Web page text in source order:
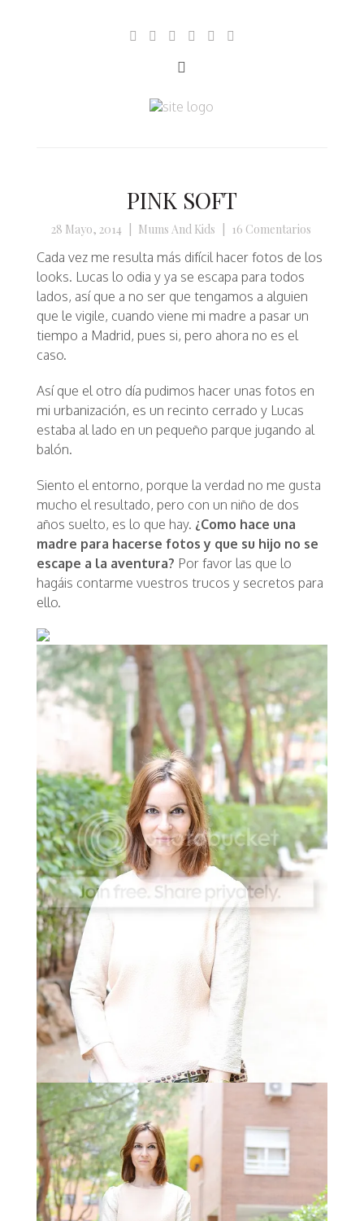
PINK SOFT
28 Mayo, 2014 Mums And Kids 16 Comentarios
Cada vez me resulta más difícil hacer fotos de los
looks. Lucas lo odia y ya se escapa para todos
lados, así que a no ser que tengamos a alguien
que le vigile, cuando viene mi madre a pasar un
tiempo a Madrid, pues si, pero ahora no es el
caso.
Así que el otro día pudimos hacer unas fotos en
mi urbanización, es un recinto cerrado y Lucas
estaba al lado en un pequeño parque jugando al
balón.
Siento el entorno, porque la verdad no me gusta
mucho el resultado, pero con un niño de dos
años suelto, es lo que hay. ¿Como hace una
madre para hacerse fotos y que su hijo no se
escape a la aventura? Por favor las que lo
hagáis contarme vuestros trucos y secretos para
ello.